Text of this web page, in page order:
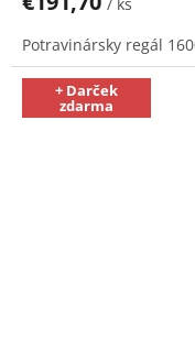
Potravinársky regál
+ Darček
zdarma